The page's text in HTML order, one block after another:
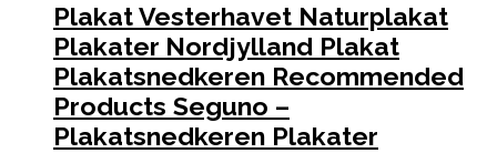
Plakat Vesterhavet Naturplakat
Plakater Nordjylland Plakat
Plakatsnedkeren Recommended
Products Seguno –
Plakatsnedkeren Plakater